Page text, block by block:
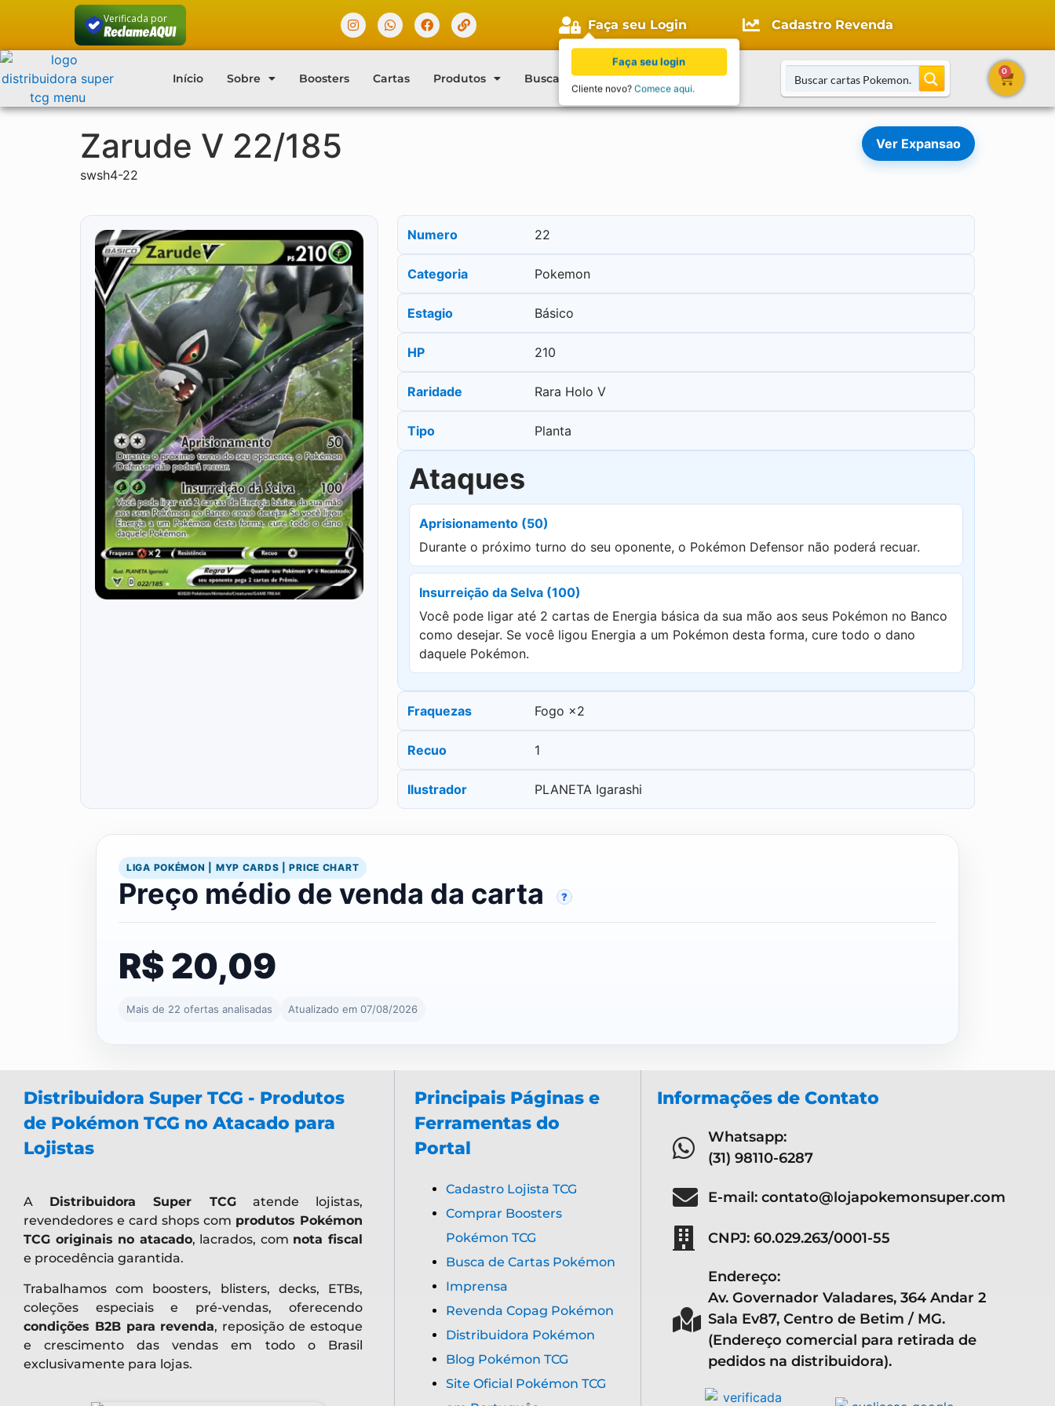
Verificada por Faça seu Login Cadastro Revenda
Início Sobre Boosters Cartas Produtos Buscar Cartas Blog Contato
0
Zarude V 22/185
swsh4-22
Ver Expansao
Numero 22
Categoria Pokemon
Estagio Básico
HP 210
Raridade Rara Holo V
Tipo Planta
Ataques
Aprisionamento (50)
Durante o próximo turno do seu oponente, o Pokémon Defensor não poderá recuar.
Insurreição da Selva (100)
Você pode ligar até 2 cartas de Energia básica da sua mão aos seus Pokémon no Banco
como desejar. Se você ligou Energia a um Pokémon desta forma, cure todo o dano
daquele Pokémon.
Fraquezas Fogo ×2
Recuo 1
Ilustrador PLANETA Igarashi
LIGA POKÉMON | MYP CARDS | PRICE CHART
Preço médio de venda da carta ?
R$ 20,09
Mais de 22 ofertas analisadas Atualizado em 07/08/2026
Distribuidora Super TCG - Produtos
de Pokémon TCG no Atacado para
Lojistas
A Distribuidora Super TCGatende lojistas,
revendedores e card shops com produtos Pokémon
TCG originais no atacado, lacrados, com nota fiscal
e procedência garantida.
Trabalhamos com boosters, blisters, decks, ETBs,
coleções especiais e pré-vendas, oferecendo
condições B2B para revenda, reposição de estoque
e crescimento das vendas em todo o Brasil
exclusivamente para lojas.
Principais Páginas e
Ferramentas do
Portal
Cadastro Lojista TCG
Comprar Boosters
Pokémon TCG
Busca de Cartas Pokémon
Imprensa
Revenda Copag Pokémon
Distribuidora Pokémon
Blog Pokémon TCG
Site Oficial Pokémon TCG
Informações de Contato
Whatsapp:
(31) 98110-6287
E-mail: contato@lojapokemonsuper.com
CNPJ: 60.029.263/0001-55
Endereço:
Av. Governador Valadares, 364 Andar 2
Sala Ev87, Centro de Betim / MG.
(Endereço comercial para retirada de
pedidos na distribuidora).
Faça seu login
Cliente novo? Comece aqui.